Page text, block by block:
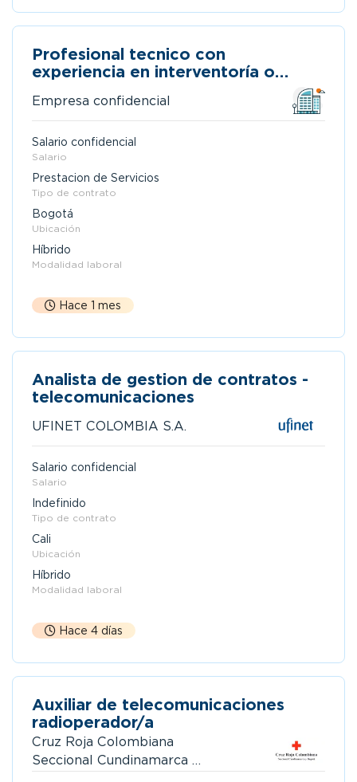
Profesional tecnico con
experiencia en interventoría o
telecomunicaciones
Empresa confidencial
Salario confidencial
Salario
Prestacion de Servicios
Tipo de contrato
Bogotá
Ubicación
Híbrido
Modalidad laboral
Hace 1 mes
Analista de gestion de contratos -
telecomunicaciones
UFINET COLOMBIA S.A.
Salario confidencial
Salario
Indefinido
Tipo de contrato
Cali
Ubicación
Híbrido
Modalidad laboral
Hace 4 días
Auxiliar de telecomunicaciones
radioperador/a
Cruz Roja Colombiana
Seccional Cundinamarca y